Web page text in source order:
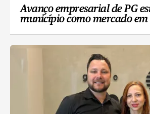
Avanço empresarial de PG
município como mercado em